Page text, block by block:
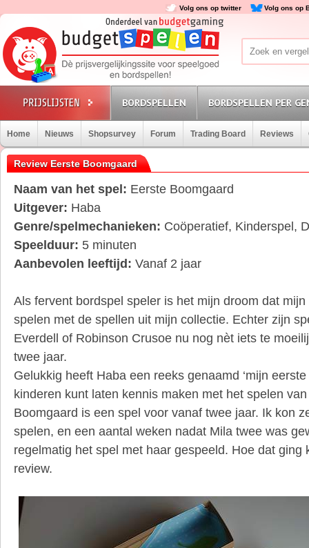
Volg ons op twitter Volg ons op
BORDSPELLEN BORDSPELLEN PER
Home Nieuws Shopsurvey Forum Trading Board Reviews
Review Eerste Boomgaard
Naam van het spel: Eerste Boomgaard
Uitgever: Haba
Genre/spelmechanieken: Coöperatief, Kinderspel,
Speelduur: 5 minuten
Aanbevolen leeftijd: Vanaf 2 jaar
Als fervent bordspel speler is het mijn droom dat
spelen met de spellen uit mijn collectie. Echter zijn
Everdell of Robinson Crusoe nu nog nèt iets te
twee jaar.
Gelukkig heeft Haba een reeks genaamd ‘mijn
kinderen kunt laten kennis maken met het spelen
Boomgaard is een spel voor vanaf twee jaar. Ik kon
spelen, en een aantal weken nadat Mila twee was
regelmatig het spel met haar gespeeld. Hoe dat ging
review.